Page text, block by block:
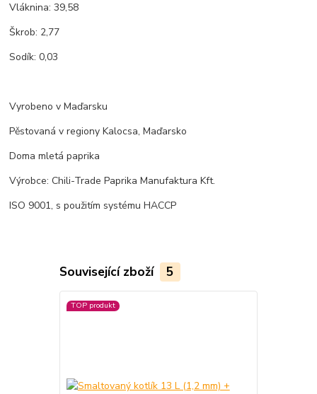
Vláknina: 39,58
Škrob: 2,77
Sodík: 0,03
Vyrobeno v Maďarsku
Pěstovaná v regiony Kalocsa, Maďarsko
Doma mletá paprika
Výrobce: Chili-Trade Paprika Manufaktura Kft.
ISO 9001, s použitím systému HACCP
Související zboží 5
TOP produkt